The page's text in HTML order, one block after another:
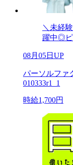
＼未経
躍中◎
08月05日UP
パーソルファ
010333r1_1
時給1,700円